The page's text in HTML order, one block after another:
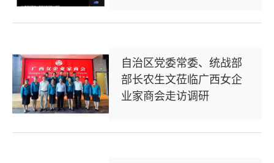
自治区党委常委、统战部
部长农生文莅临广西女企
业家商会走访调研